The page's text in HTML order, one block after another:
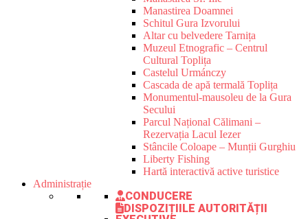
Manastirea Doamnei
Schitul Gura Izvorului
Altar cu belvedere Tarnița
Muzeul Etnografic – Centrul
Cultural Toplița
Castelul Urmánczy
Cascada de apă termală Toplița
Monumentul-mausoleu de la Gura
Secului
Parcul Național Călimani –
Rezervația Lacul Iezer
Stâncile Coloape – Munții Gurghiu
Liberty Fishing
Hartă interactivă active turistice
Administrație
CONDUCERE
DISPOZIȚIILE AUTORITĂȚII